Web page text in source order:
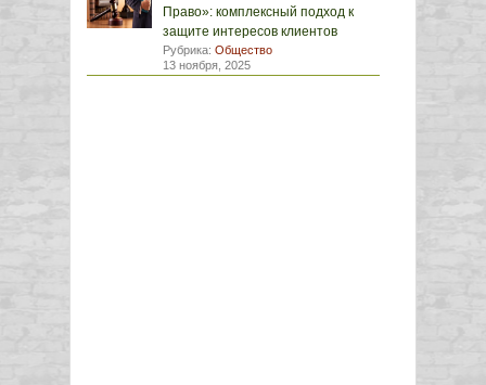
Право»: комплексный подход к
защите интересов клиентов
Рубрика: Общество
13 ноября, 2025